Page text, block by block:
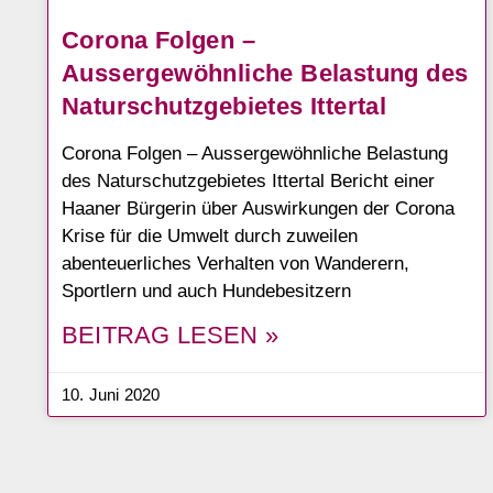
Corona Folgen –
Aussergewöhnliche Belastung des
Naturschutzgebietes Ittertal
Corona Folgen – Aussergewöhnliche Belastung
des Naturschutzgebietes Ittertal Bericht einer
Haaner Bürgerin über Auswirkungen der Corona
Krise für die Umwelt durch zuweilen
abenteuerliches Verhalten von Wanderern,
Sportlern und auch Hundebesitzern
BEITRAG LESEN »
10. Juni 2020